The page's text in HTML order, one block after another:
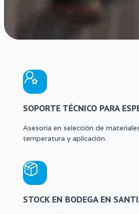
SOPORTE TÉCNICO PARA
Asesoría en selección de
temperatura y aplicación.
STOCK EN BODEGA EN